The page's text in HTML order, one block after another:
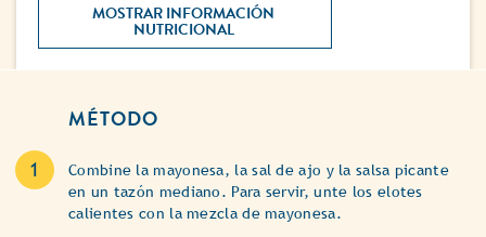
MOSTRAR INFORMACIÓN
NUTRICIONAL
MÉTODO
Combine la mayonesa, la sal de ajo y la salsa picante
en un tazón mediano. Para servir, unte los elotes
calientes con la mezcla de mayonesa.